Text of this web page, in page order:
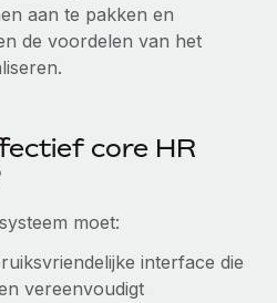
aan te pakken en
de voordelen van het
core HR
moet:
interface die
vereenvoudigt